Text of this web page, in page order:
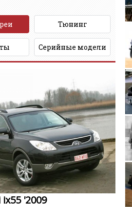
Тюнинг
Серийные модели
'2009